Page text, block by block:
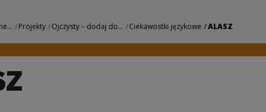
Kultury
Projekty Ojczysty – dodaj do... Ciekawostki językowe ALASZ